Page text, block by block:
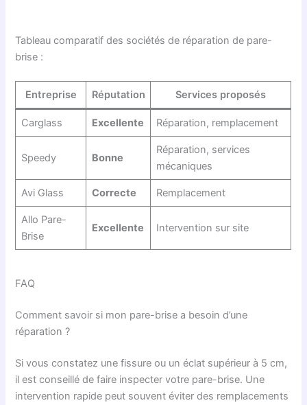
Tableau comparatif des sociétés de réparation de pare-
brise :
Entreprise Réputation Services proposés
Carglass Excellente Réparation, remplacement
Speedy Bonne
Réparation, services
mécaniques
Avi Glass Correcte Remplacement
Allo Pare-
Brise
Excellente Intervention sur site
FAQ
Comment savoir si mon pare-brise a besoin d’une
réparation ?
Si vous constatez une fissure ou un éclat supérieur à 5 cm,
il est conseillé de faire inspecter votre pare-brise. Une
intervention rapide peut souvent éviter des remplacements